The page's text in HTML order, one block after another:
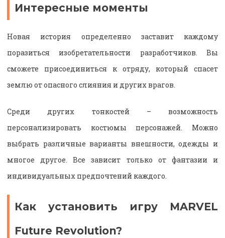
Интересные моменты
Новая история определенно заставит каждому
поразиться изобретательности разработчиков. Вы
сможете присоединиться к отряду, который спасет
землю от опасного слияния и других врагов.
Среди других тонкостей – возможность
персонализировать костюмы персонажей. Можно
выбрать различные варианты внешности, одежды и
многое другое. Все зависит только от фантазии и
индивидуальных предпочтений каждого.
Как установить игру MARVEL
Future Revolution?